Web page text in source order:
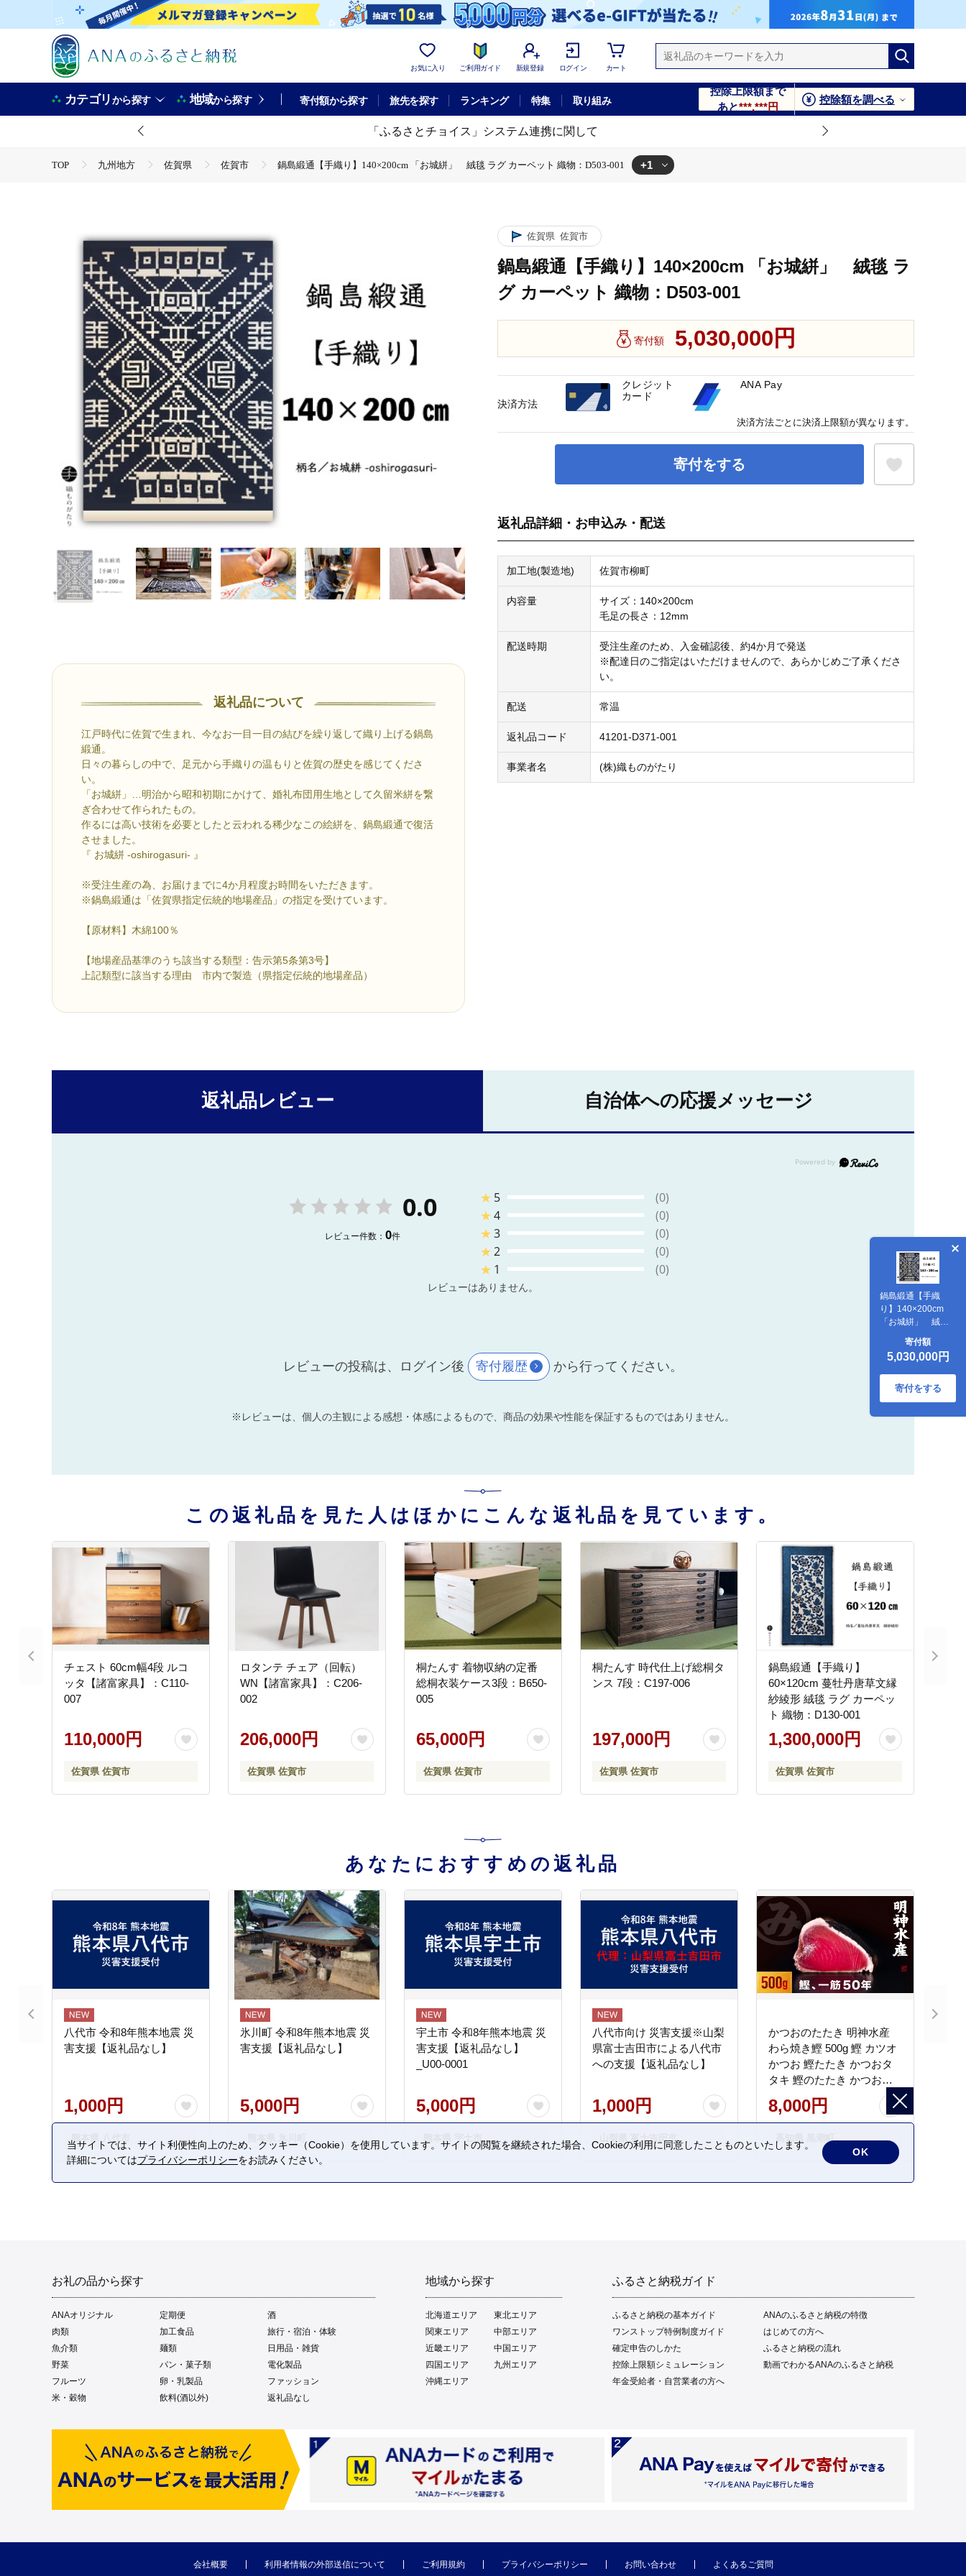
お気に入り ご利用ガイド 新規登録 ログイン カート
カテゴリから探す 地域から探す 寄付額から探す 旅先を探す ランキング 特集 取り組み
控除上限額まで
あと***,***円
控除額を調べる
「ふるさとチョイス」システム連携に関して
TOP 九州地方 佐賀県 佐賀市 鍋島緞通【手織り】140×200cm 「お城絣」 絨毯 ラグ カーペット 織物：D503-001 +1
返礼品について
江戸時代に佐賀で生まれ、今なお一目一目の結びを繰り返して織り上げる鍋島
緞通。
日々の暮らしの中で、足元から手織りの温もりと佐賀の歴史を感じてくださ
い。
「お城絣」…明治から昭和初期にかけて、婚礼布団用生地として久留米絣を繋
ぎ合わせて作られたもの。
作るには高い技術を必要としたと云われる稀少なこの絵絣を、鍋島緞通で復活
させました。
『 お城絣 -oshirogasuri- 』
※受注生産の為、お届けまでに4か月程度お時間をいただきます。
※鍋島緞通は「佐賀県指定伝統的地場産品」の指定を受けています。
【原材料】木綿100％
【地場産品基準のうち該当する類型：告示第5条第3号】
上記類型に該当する理由 市内で製造（県指定伝統的地場産品）
佐賀県 佐賀市
鍋島緞通【手織り】140×200cm 「お城絣」 絨毯 ラ
グ カーペット 織物：D503-001
寄付額 5,030,000円
寄付をする
鍋島緞通【手織
り】140×200cm
「お城絣」 絨毯
物：D503-001
寄付額
5,030,000円
寄付をする
返礼品詳細・お申込み・配送
加工地(製造地) 佐賀市柳町
内容量
サイズ：140×200cm
毛足の長さ：12mm
配送時期
受注生産のため、入金確認後、約4か月で発送
※配達日のご指定はいただけませんので、あらかじめご了承くださ
い。
配送 常温
返礼品コード 41201-D371-001
事業者名 (株)織ものがたり
決済方法
クレジット
カード
ANA Pay
決済方法ごとに決済上限額が異なります。
返礼品レビュー 自治体への応援メッセージ
0.0
レビュー件数： 0件
★ 5
(0)
★4
(0)
★3
(0)
★2
(0)
★ 1 (0)
レビューはありません。
レビューの投稿は、ログイン後 寄付履歴 から行ってください。
※レビューは、個人の主観による感想・体感によるもので、商品の効果や性能を保証するものではありません。
この返礼品を見た人はほかにこんな返礼品を見ています。
チェスト 60cm幅4段 ルコ
ッタ【諸富家具】：C110-
007
110,000円
佐賀県 佐賀市
ロタンテ チェア（回転）
WN【諸富家具】：C206-
002
206,000円
佐賀県 佐賀市
桐たんす 着物収納の定番
総桐衣装ケース3段：B650-
005
65,000円
佐賀県 佐賀市
桐たんす 時代仕上げ総桐タ
ンス 7段：C197-006
197,000円
佐賀県 佐賀市
鍋島緞通【手織り】
60×120cm 蔓牡丹唐草文縁
紗綾形 絨毯 ラグ カーペッ
ト 織物：D130-001
1,300,000円
佐賀県 佐賀市
あなたにおすすめの返礼品
八代市 令和8年熊本地震 災
害支援【返礼品なし】
1,000円
熊本県 八代市
氷川町 令和8年熊本地震 災
害支援【返礼品なし】
5,000円
宇土市 令和8年熊本地震 災
害支援【返礼品なし】
_U00-0001
5,000円
八代市向け 災害支援※山梨
県富士吉田市による八代市
への支援【返礼品なし】
1,000円
山梨県 富士吉田市
かつおのたたき 明神水産
わら焼き鰹 500g 鰹 カツオ
かつお 鰹たたき かつおタ
タキ 鰹のたたき かつおの
タタキ 藁焼き わら焼き 魚
さかな 海鮮 刺身 お刺身 冷
凍 ご家庭用 グルメ 特産品
ご当地 本場 高知 黒潮町 ギ
フト 贈答品 人気 返礼品 ふ
8,000円
お礼の品から探す
ANAオリジナル 定期便
酒
肉類
加工食品
旅行・宿泊・体験
魚介類
麺類
日用品・雑貨
野菜
パン・菓子類
電化製品
フルーツ
卵・乳製品
ファッション
米・穀物
飲料(酒以外) 返礼品なし
地域から探す
北海道エリア
東北エリア
関東エリア
中部エリア
近畿エリア
中国エリア
四国エリア
九州エリア
沖縄エリア
ふるさと納税ガイド
ふるさと納税の基本ガイド
ANAのふるさと納税の特徴
ワンストップ特例制度ガイド
はじめての方へ
確定申告のしかた
ふるさと納税の流れ
控除上限額シミュレーション
動画でわかるANAのふるさと納税
年金受給者・自営業者の方へ
会社概要 利用者情報の外部送信について ご利用規約 プライバシーポリシー お問い合わせ よくあるご質問
当サイトでは、サイト利便性向上のため、クッキー（Cookie）を使用しています。サイトの閲覧を継続された場合、Cookieの利用に同意したことものといたします。
詳細についてはプライバシーポリシーをお読みください。
OK